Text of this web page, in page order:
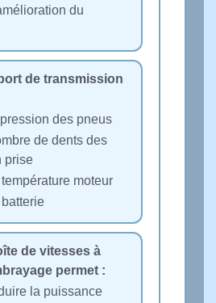
du
de transmission
des pneus
de dents des
prise
moteur
de vitesses à
permet :
la puissance